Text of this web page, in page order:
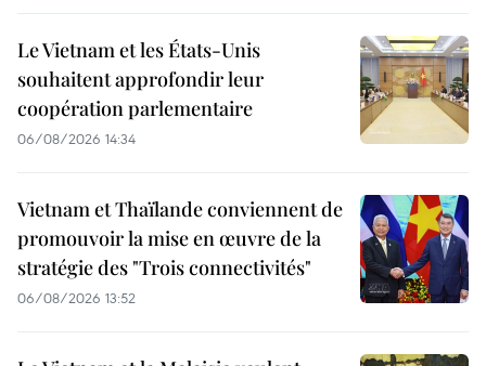
Le Vietnam et les États-Unis
souhaitent approfondir leur
coopération parlementaire
06/08/2026 14:34
Vietnam et Thaïlande conviennent de
promouvoir la mise en œuvre de la
stratégie des "Trois connectivités"
06/08/2026 13:52